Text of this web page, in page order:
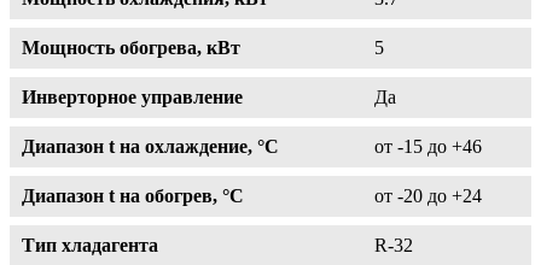
Мощность обогрева, кВт 5
Инверторное управление Да
Диапазон t на охлаждение, °С от -15 до +46
Диапазон t на обогрев, °С от -20 до +24
Тип хладагента R-32